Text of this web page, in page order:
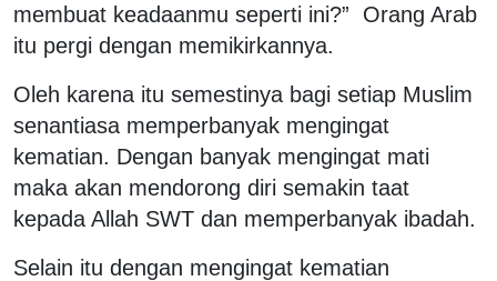
membuat keadaanmu seperti ini?” Orang Arab
itu pergi dengan memikirkannya.
Oleh karena itu semestinya bagi setiap Muslim
senantiasa memperbanyak mengingat
kematian. Dengan banyak mengingat mati
maka akan mendorong diri semakin taat
kepada Allah SWT dan memperbanyak ibadah.
Selain itu dengan mengingat kematian